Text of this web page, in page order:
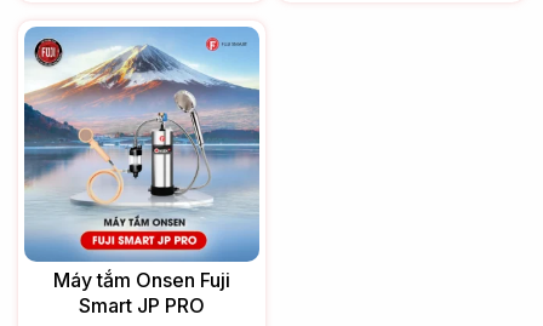
Máy tắm Onsen Fuji
Smart JP PRO